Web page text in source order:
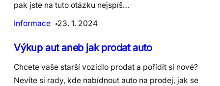
pak jste na tuto otázku nejspíš…
Informace
23. 1. 2024
Výkup aut aneb jak prodat auto
Chcete vaše starší vozidlo prodat a pořídit si nové?
Nevíte si rady, kde nabídnout auto na prodej, jak se